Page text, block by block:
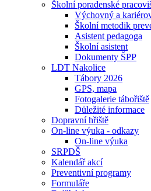
Školní poradenské
Výchovný a
Školní metodik
Asistent pedagoga
Školní asistent
Dokumenty ŠPP
LDT Nakolice
Tábory 2026
GPS, mapa
Fotogalerie tábořiště
Důležité informace
Dopravní hřiště
On-line výuka - odkazy
On-line výuka
SRPDŠ
Kalendář akcí
Preventivní programy
Formuláře